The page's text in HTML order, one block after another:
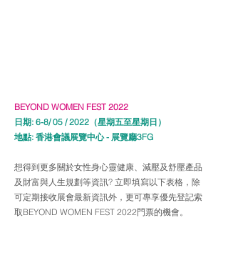
BEYOND WOMEN FEST 2022
日期: 6-8/ 05 / 2022（星期五至星期日）
地點: 香港會議展覽中心 - 展覽廳3FG
想得到更多關於女性身心靈健康、減壓及舒壓產品
及財富與人生規劃等資訊? 立即填寫以下表格，除
可定期接收展會最新資訊外，更可專享優先登記索
取BEYOND WOMEN FEST 2022門票的機會。